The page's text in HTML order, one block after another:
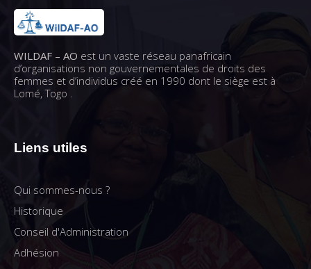
WILDAF – AO est un vaste réseau panafricain
d’organisations non gouvernementales de droits des
femmes et d’individus créé en 1990 dont le siège est à
Lomé, Togo .
Liens utiles
Qui sommes-nous ?
Historique
Conseil d'Administration
Adhésion